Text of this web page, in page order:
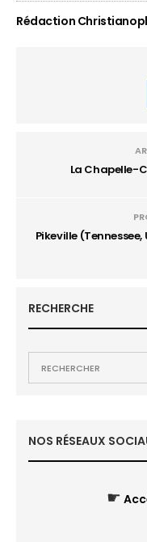
Rédaction
La Chapelle-
Pikeville
RECHERCHE
NOS RÉSEAUX
☛